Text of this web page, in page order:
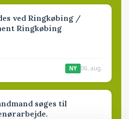
ved Ringkøbing /
Ringkøbing
NY 06. aug.
søges til